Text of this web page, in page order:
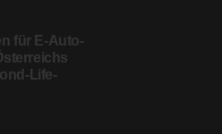
für E-Auto-
Life-